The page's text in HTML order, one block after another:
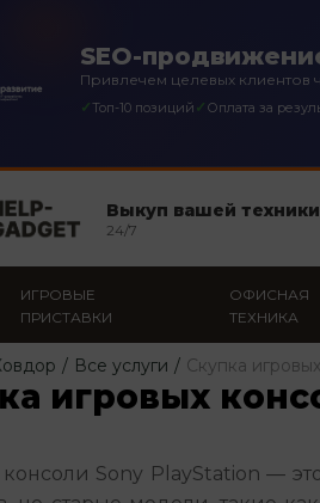
SEO-
Привлечем целевых клиентов
✓Топ-10 позиций ✓ Оплата за
Выкуп вашей техники
24/7
ИГРОВЫЕ
ПРИСТАВКИ
ОФИСНАЯ
ТЕХНИКА
/ Все услуги / Скупка
игровых
Sony PlayStation —